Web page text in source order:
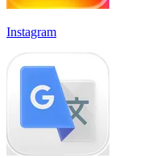
Instagram